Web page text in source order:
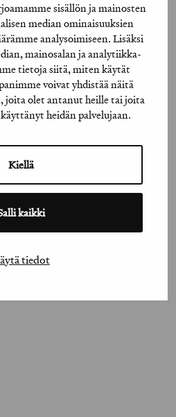
sisällön ja mainosten
median ominaisuuksien
analysoimiseen. Lisäksi
mainosalan ja analytiikka-
tietoja siitä, miten käytät
voivat yhdistää näitä
olet antanut heille tai joita
heidän palvelujaan.
Kiellä
kaikki
tiedot
was also influenced by